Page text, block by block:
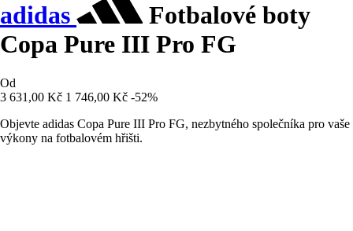
adidas
Fotbalové boty
Copa Pure III Pro FG
Od
3 631,00 Kč 1 746,00 Kč -52%
Objevte adidas Copa Pure III Pro FG, nezbytného společníka pro vaše
výkony na fotbalovém hřišti.